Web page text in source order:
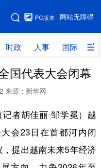
网站无障碍
PC版本
时政 人事 国际 财
图
时政 人事
网评
全球连线 教育
量子 体育
健康 军事
国代表大会闭幕
来源：新华网
者胡佳丽 邹学冕）越
会23日在首都河内闭
提出越南未来5年经济